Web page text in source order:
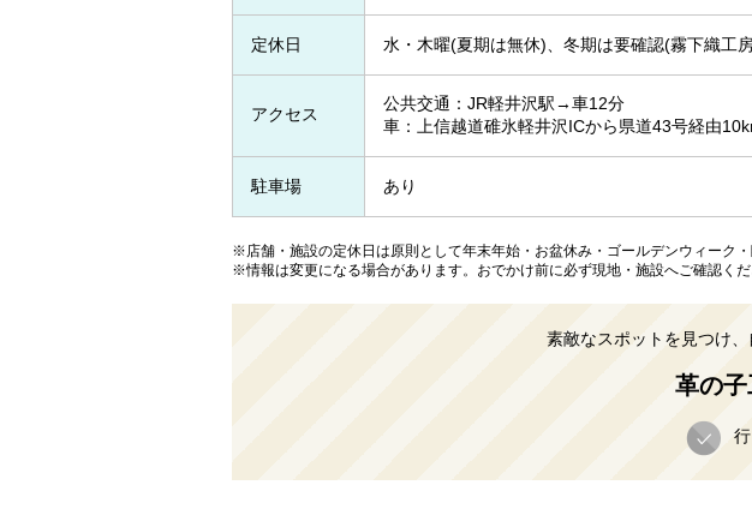
定休日 水・木曜(夏期は無休)、冬期は要確認(霧下織工
アクセス
公共交通：JR軽井沢駅→車12分
車：上信越道碓氷軽井沢ICから県道43号経由
駐車場 あり
※店舗・施設の定休日は原則として年末年始・お盆休み・ゴールデンウィーク・
※情報は変更になる場合があります。おでかけ前に必ず現地・施設へご確認くだ
素敵なスポットを見つけ
革の